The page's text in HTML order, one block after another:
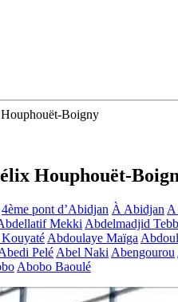
Boigny
Houphouët-
4ème pont d’Abidjan À Abidjan A
Mekki Abdelmadjid
Abdoulaye Maïga
Pelé Abel Naki Abengourou
Abobo Baoulé